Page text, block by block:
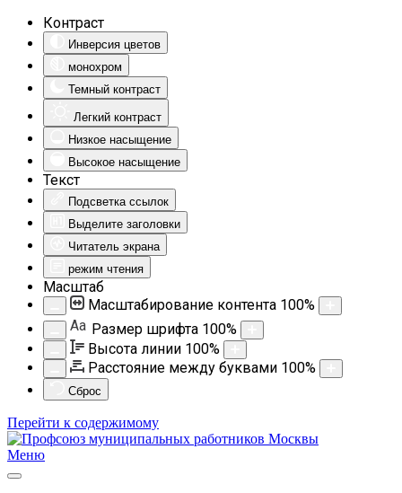
Контраст
Инверсия цветов
монохром
Темный контраст
Легкий контраст
Низкое насыщение
Высокое насыщение
Текст
Подсветка ссылок
Выделите заголовки
Читатель экрана
режим чтения
Масштаб
Масштабирование контента 100%
Aa Размер шрифта 100%
Высота линии 100%
Расстояние между буквами 100%
Сброс
Перейти к содержимому
Меню